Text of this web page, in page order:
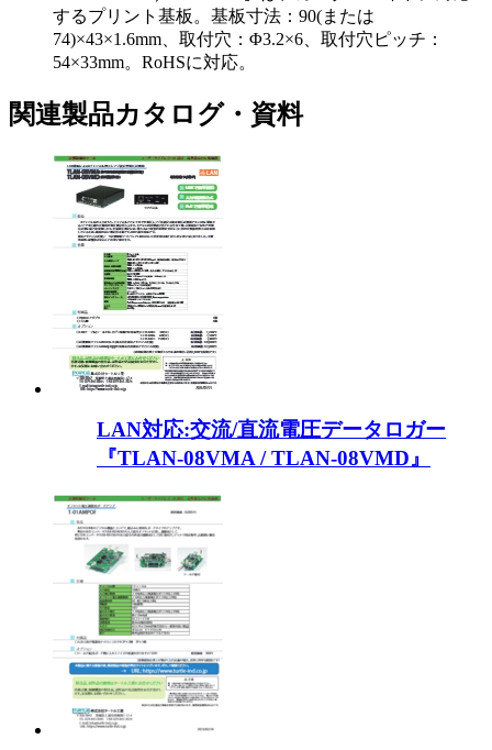
するプリント基板。基板寸法：90(または
74)×43×1.6mm、取付穴：Φ3.2×6、取付穴ピッチ：
54×33mm。RoHSに対応。
関連製品カタログ・資料
LAN対応:交流/直流電圧データロガー
『TLAN-08VMA / TLAN-08VMD』